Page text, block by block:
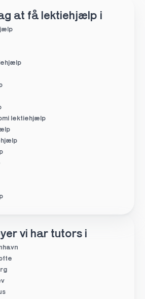
at få lektiehjælp i
lektiehjælp
vi har tutors i